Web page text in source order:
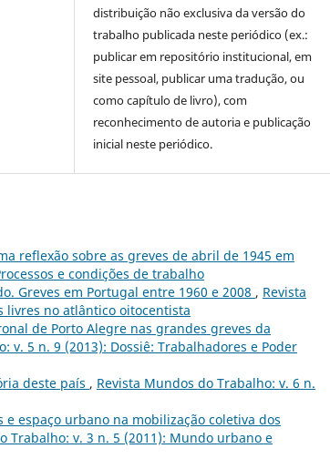
distribuição não exclusiva da versão do
trabalho publicada neste periódico (ex.:
publicar em repositório institucional, em
site pessoal, publicar uma tradução, ou
como capítulo de livro), com
reconhecimento de autoria e publicação
inicial neste periódico.
reflexão sobre as greves de abril de 1945 em
e condições de trabalho
Greves em Portugal entre 1960 e 2008 , Revista
livres no atlântico oitocentista
de Porto Alegre nas grandes greves da
v. 5 n. 9 (2013): Dossiê: Trabalhadores e Poder
deste país , Revista Mundos do Trabalho: v. 6 n.
e espaço urbano na mobilização coletiva dos
Trabalho: v. 3 n. 5 (2011): Mundo urbano e